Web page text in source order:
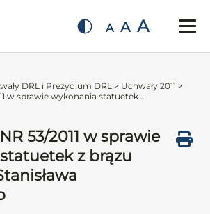
A A A
DRL i Prezydium DRL > Uchwały 2011 >
w sprawie wykonania statuetek...
53/2011 w sprawie
z brązu